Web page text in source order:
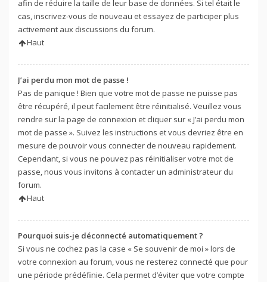
afin de réduire la taille de leur base de données. Si tel était le
cas, inscrivez-vous de nouveau et essayez de participer plus
activement aux discussions du forum.
Haut
J’ai perdu mon mot de passe !
Pas de panique ! Bien que votre mot de passe ne puisse pas
être récupéré, il peut facilement être réinitialisé. Veuillez vous
rendre sur la page de connexion et cliquer sur « J’ai perdu mon
mot de passe ». Suivez les instructions et vous devriez être en
mesure de pouvoir vous connecter de nouveau rapidement.
Cependant, si vous ne pouvez pas réinitialiser votre mot de
passe, nous vous invitons à contacter un administrateur du
forum.
Haut
Pourquoi suis-je déconnecté automatiquement ?
Si vous ne cochez pas la case « Se souvenir de moi » lors de
votre connexion au forum, vous ne resterez connecté que pour
une période prédéfinie. Cela permet d’éviter que votre compte